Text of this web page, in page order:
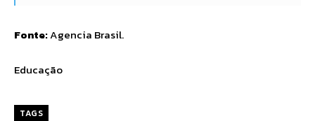
Fonte:Agencia Brasil.
Educação
TAGS